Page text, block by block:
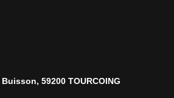
59200 TOURCOING